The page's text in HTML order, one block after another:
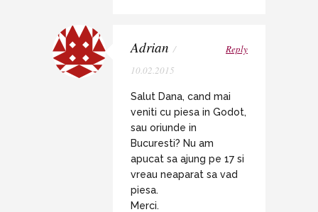
Adrian /
10.02.2015
Reply
Salut Dana, cand mai
veniti cu piesa in Godot,
sau oriunde in
Bucuresti? Nu am
apucat sa ajung pe 17 si
vreau neaparat sa vad
piesa.
Merci.